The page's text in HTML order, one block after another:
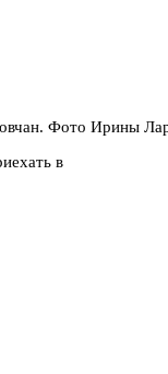
Фото Ирины
в